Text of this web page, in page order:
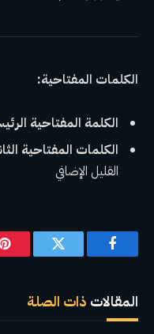
الكلمات المفتاحية:
الكلمة المفتاحية
الكلمات المفتاحية
القليل الإضافي
فيسبوك تويتر
المقالات ذات الصلة